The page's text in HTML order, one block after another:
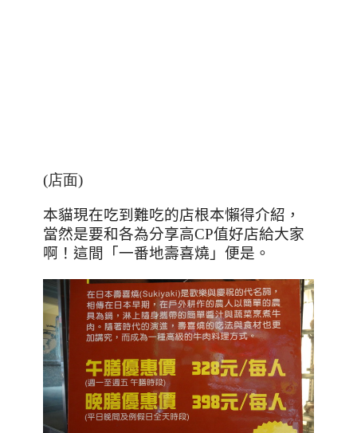
(店面)
本貓現在吃到難吃的店根本懶得介紹，
當然是要和各為分享高CP值好店給大家
啊！這間「一番地壽喜燒」便是。